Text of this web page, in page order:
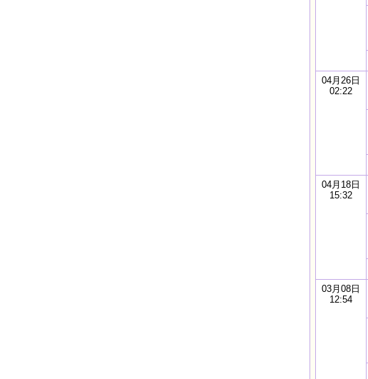
04月26日
02:22
04月18日
15:32
03月08日
12:54